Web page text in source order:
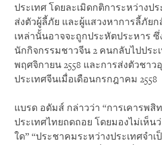
ประเทศ โดยละเมิดกติการะหว่างป
ส่งตัวผู้ลี้ภัย และผู้แสวงหาการลี้ภัย
เหล่านั้นอาจจะถูกประหัตประหาร
นักกิจกรรมชาวจีน 2 คนกลับไปประ
พฤศจิกายน 2558 และการส่งตัวชาว
ประเทศจีนเมื่อเดือนกรกฎาคม 2558
แบรด อดัมส์ กล่าวว่า “การเคารพ
ประเทศไทยถดถอย โดยมองไม่เห็น
ใด” “ประชาคมระหว่างประเทศจำ